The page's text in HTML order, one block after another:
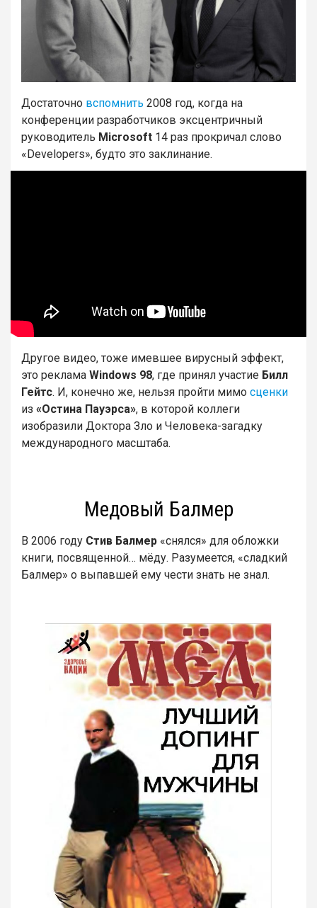
Достаточно вспомнить 2008 год, когда на
конференции разработчиков эксцентричный
руководитель Microsoft 14 раз прокричал слово
«Developers», будто это заклинание.
Другое видео, тоже имевшее вирусный эффект,
это реклама Windows 98, где принял участие Билл
Гейтс. И, конечно же, нельзя пройти мимо сценки
из «Остина Пауэрса», в которой коллеги
изобразили Доктора Зло и Человека-загадку
международного масштаба.
Медовый Балмер
В 2006 году Стив Балмер «снялся» для обложки
книги, посвященной… мёду. Разумеется, «сладкий
Балмер» о выпавшей ему чести знать не знал.